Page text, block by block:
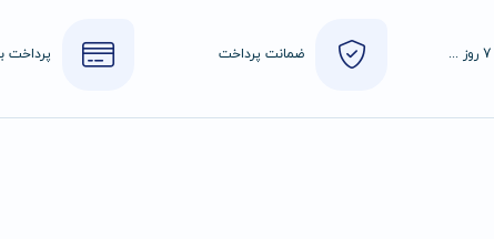
24 ساعته، 7 روز هفته ضمانت پرداخت